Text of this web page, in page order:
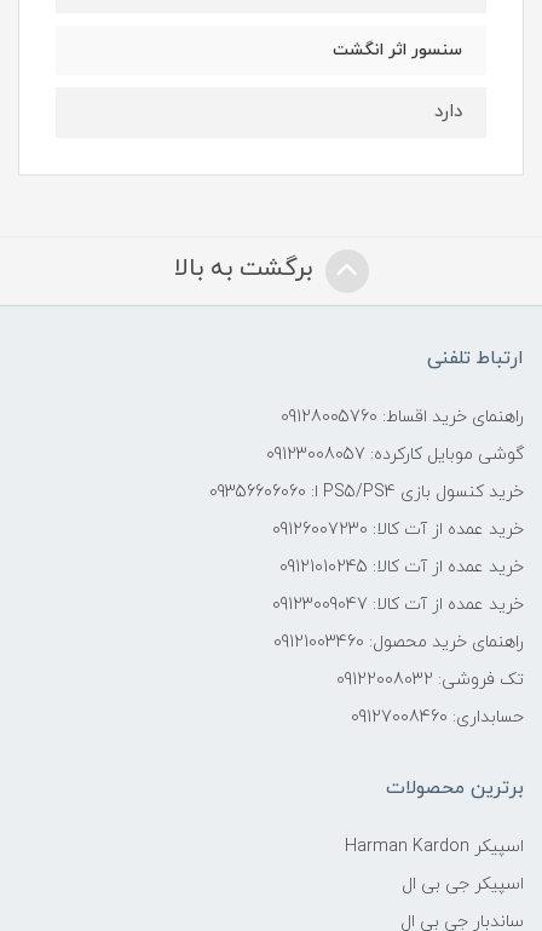
سنسور اثر انگشت
دارد
برگشت به بالا
ارتباط تلفنی
راهنمای خرید اقساط: 09128005760
گوشی موبایل کارکرده: 09123008057
خرید کنسول بازی PS5/PS4 ا: 09356606060
خرید عمده از آت کالا: 09126007230
خرید عمده از آت کالا: 09121010245
خرید عمده از آت کالا: 09123009047
راهنمای خرید محصول: 09121003460
تک فروشی: 09122008032
حسابداری: 09127008460
برترین محصولات
اسپیکر Harman Kardon
اسپیکر جی بی ال
ساندبار جی بی ال